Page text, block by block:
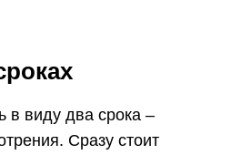
в виду два срока –
Сразу стоит